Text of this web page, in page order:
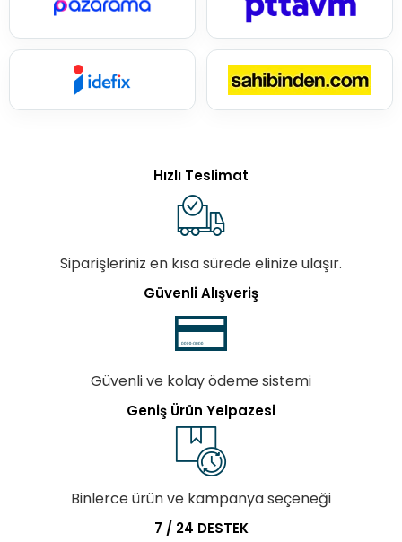
Hızlı Teslimat
Siparişleriniz en kısa sürede elinize ulaşır.
Güvenli Alışveriş
Güvenli ve kolay ödeme sistemi
Geniş Ürün Yelpazesi
Binlerce ürün ve kampanya seçeneği
7 / 24 DESTEK